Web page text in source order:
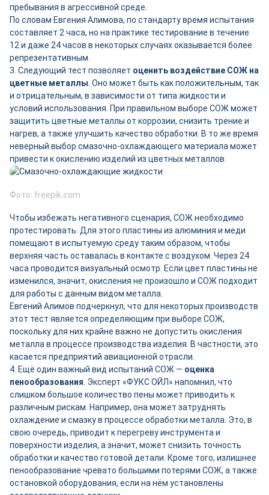
пребывания в агрессивной среде.
По словам Евгения Алимова, по стандарту время испытания
составляет 2 часа, но на практике тестирование в течение
12 и даже 24 часов в некоторых случаях оказывается более
репрезентативным.
3. Следующий тест позволяет оценить воздействие СОЖ на
цветные металлы . Оно может быть как положительным, так
и отрицательным, в зависимости от типа жидкости и
условий использования. При правильном выборе СОЖ может
защитить цветные металлы от коррозии, снизить трение и
нагрев, а также улучшить качество обработки. В то же время
неверный выбор смазочно-охлаждающего материала может
привести к окислению изделий из цветных металлов.
Фото: freepik.com
Чтобы избежать негативного сценария, СОЖ необходимо
протестировать. Для этого пластины из алюминия и меди
помещают в испытуемую среду таким образом, чтобы
верхняя часть оставалась в контакте с воздухом. Через 24
часа проводится визуальный осмотр. Если цвет пластины не
изменился, значит, окисления не произошло и СОЖ подходит
для работы с данным видом металла.
Евгений Алимов подчеркнул, что для некоторых производств
этот тест является определяющим при выборе СОЖ,
поскольку для них крайне важно не допустить окисления
металла в процессе производства изделия. В частности, это
касается предприятий авиационной отрасли.
4. Ещё один важный вид испытаний СОЖ — оценка
пенообразования . Эксперт «ФУКС ОЙЛ» напомнил, что
слишком большое количество пены может приводить к
различным рискам. Например, она может затруднять
охлаждение и смазку в процессе обработки металла. Это, в
свою очередь, приводит к перегреву инструмента и
поверхности изделия, а значит, может снизить точность
обработки и качество готовой детали. Кроме того, излишнее
пенообразование чревато большими потерями СОЖ, а также
остановкой оборудования, если на нём установлены